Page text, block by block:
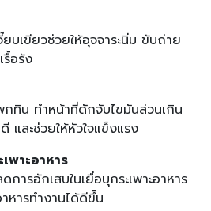
ยบเขียวช่วยให้อุจจาระนิ่ม ขับถ่าย
อรัง
กทิน ทำหน้าที่ดักจับไขมันส่วนเกิน
และช่วยให้หัวใจแข็งแรง
พาะอาหาร
ารอักเสบในเยื่อบุกระเพาะอาหาร
หารทำงานได้ดีขึ้น